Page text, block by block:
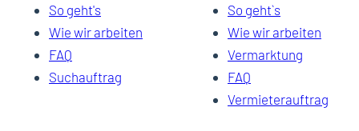
So geht's
Wie wir arbeiten
FAQ
Suchauftrag
So geht`s
Wie wir arbeiten
Vermarktung
FAQ
Vermieterauftrag